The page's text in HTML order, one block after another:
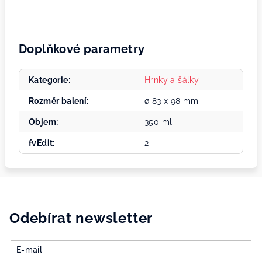
Doplňkové parametry
Kategorie: Hrnky a šálky
Rozměr balení: ø 83 x 98 mm
Objem: 350 ml
fvEdit: 2
Odebírat newsletter
E-mail